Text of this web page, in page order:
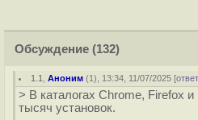
Обсуждение (132)
1.1 ,Аноним (1), 13:34, 11/07/2025 [
> В каталогах Chrome, Firefox
тысяч установок.